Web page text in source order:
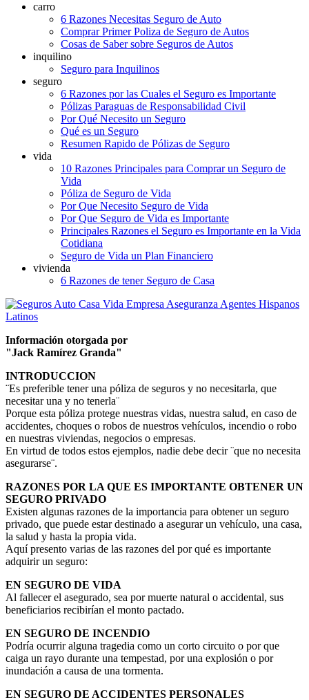
carro
6 Razones Necesitas Seguro de Auto
Comprar Primer Poliza de Seguro de Autos
Cosas de Saber sobre Seguros de Autos
inquilino
Seguro para Inquilinos
seguro
6 Razones por las Cuales el Seguro es Importante
Pólizas Paraguas de Responsabilidad Civil
Por Qué Necesito un Seguro
Qué es un Seguro
Resumen Rapido de Pólizas de Seguro
vida
10 Razones Principales para Comprar un Seguro de
Vida
Póliza de Seguro de Vida
Por Que Necesito Seguro de Vida
Por Que Seguro de Vida es Importante
Principales Razones el Seguro es Importante en la Vida
Cotidiana
Seguro de Vida un Plan Financiero
vivienda
6 Razones de tener Seguro de Casa
Información otorgada por
"Jack Ramírez Granda"
INTRODUCCION
¨Es preferible tener una póliza de seguros y no necesitarla, que
necesitar una y no tenerla¨
Porque esta póliza protege nuestras vidas, nuestra salud, en caso de
accidentes, choques o robos de nuestros vehículos, incendio o robo
en nuestras viviendas, negocios o empresas.
En virtud de todos estos ejemplos, nadie debe decir ¨que no necesita
asegurarse¨.
RAZONES POR LA QUE ES IMPORTANTE OBTENER UN
SEGURO PRIVADO
Existen algunas razones de la importancia para obtener un seguro
privado, que puede estar destinado a asegurar un vehículo, una casa,
la salud y hasta la propia vida.
Aquí presento varias de las razones del por qué es importante
adquirir un seguro:
EN SEGURO DE VIDA
Al fallecer el asegurado, sea por muerte natural o accidental, sus
beneficiarios recibirían el monto pactado.
EN SEGURO DE INCENDIO
Podría ocurrir alguna tragedia como un corto circuito o por que
caiga un rayo durante una tempestad, por una explosión o por
inundación a causa de una tormenta.
EN SEGURO DE ACCIDENTES PERSONALES